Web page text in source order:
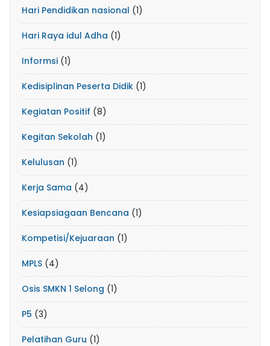
Hari Pendidikan nasional (1)
Hari Raya idul Adha (1)
Informsi (1)
Kedisiplinan Peserta Didik (1)
Kegiatan Positif (8)
Kegitan Sekolah (1)
Kelulusan (1)
Kerja Sama (4)
Kesiapsiagaan Bencana (1)
Kompetisi/Kejuaraan (1)
MPLS (4)
Osis SMKN 1 Selong (1)
P5 (3)
Pelatihan Guru (1)